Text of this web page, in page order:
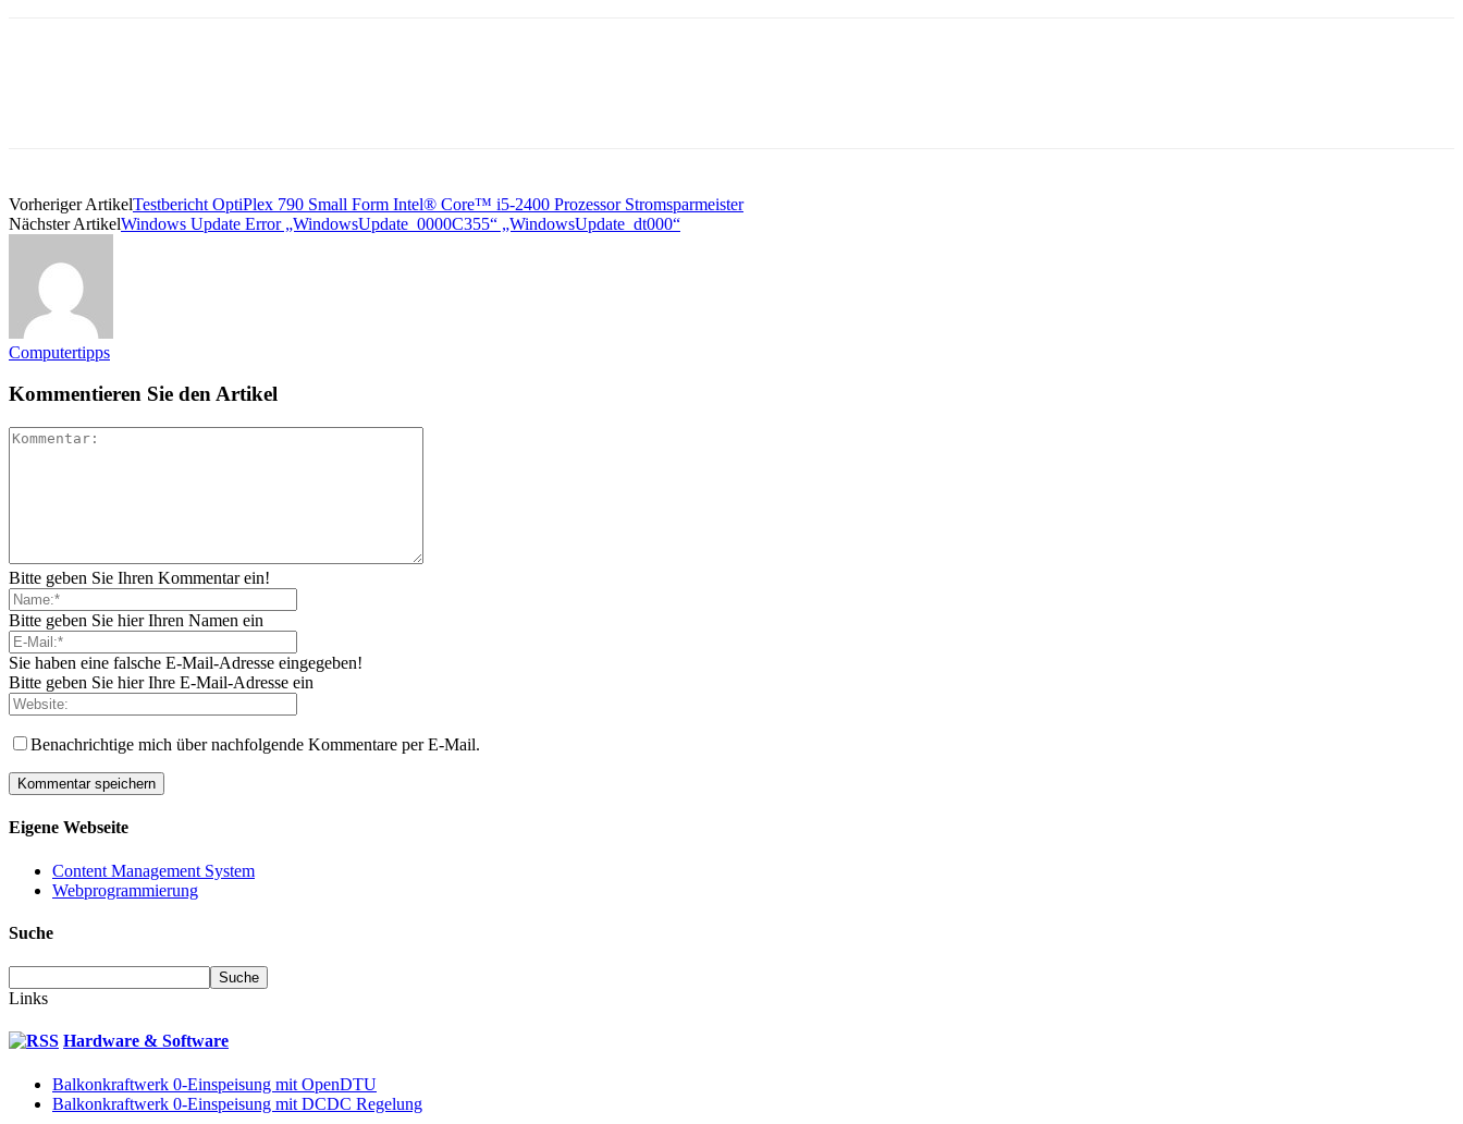
Vorheriger ArtikelTestbericht OptiPlex 790 Small Form Intel® Core™ i5-2400 Prozessor Stromsparmeister
Nächster ArtikelWindows Update Error „WindowsUpdate_0000C355“ „WindowsUpdate_dt000“
Computertipps
Kommentieren Sie den Artikel
Bitte geben Sie Ihren Kommentar ein!
Bitte geben Sie hier Ihren Namen ein
Sie haben eine falsche E-Mail-Adresse eingegeben!
Bitte geben Sie hier Ihre E-Mail-Adresse ein
Benachrichtige mich über nachfolgende Kommentare per E-Mail.
Eigene Webseite
Content Management System
Webprogrammierung
Suche
Links
Hardware & Software
Balkonkraftwerk 0-Einspeisung mit OpenDTU
Balkonkraftwerk 0-Einspeisung mit DCDC Regelung